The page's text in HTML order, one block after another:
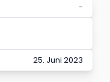
-
25. Juni 2023